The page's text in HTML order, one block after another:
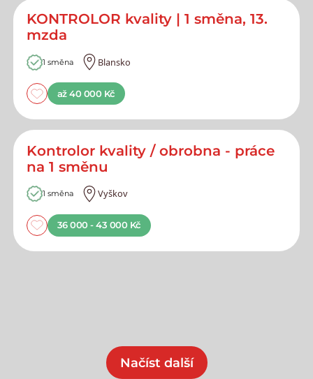
KONTROLOR kvality | 1 směna, 13.
mzda
1 směna Blansko
až 40 000 Kč
Kontrolor kvality / obrobna - práce
na 1 směnu
1 směna Vyškov
36 000 - 43 000 Kč
Načíst další